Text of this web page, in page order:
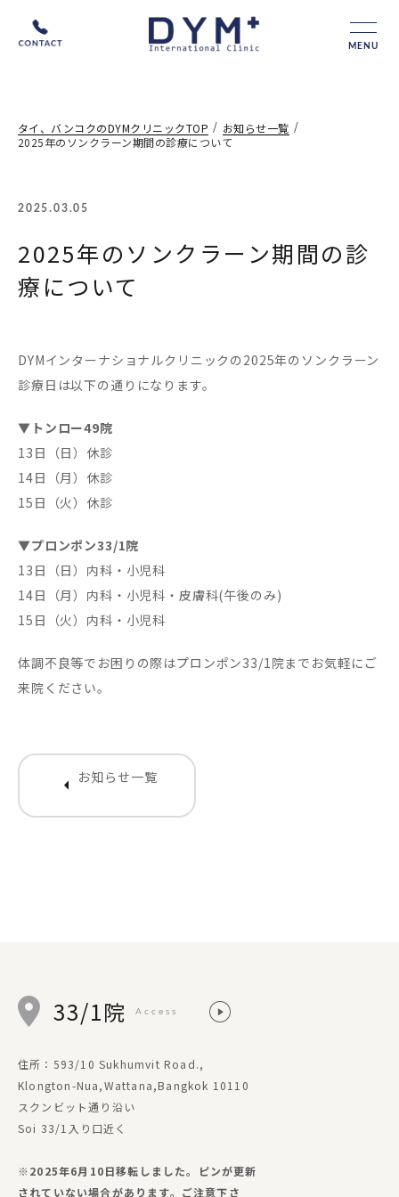
MENU
タイ、バンコクのDYMクリニックTOP / お知らせ一覧 /
2025年のソンクラーン期間の診療について
2025.03.05
2025年のソンクラーン期間の診
療について
DYMインターナショナルクリニックの2025年のソンクラーン
診療日は以下の通りになります。
▼トンロー49院
13日（日）休診
14日（月）休診
15日（火）休診
▼プロンポン33/1院
13日（日）内科・小児科
14日（月）内科・小児科・皮膚科(午後のみ)
15日（火）内科・小児科
体調不良等でお困りの際はプロンポン33/1院までお気軽にご
来院ください。
arrow_left お知らせ一覧
33/1院 Access
住所：593/10 Sukhumvit Road.,
Klongton-Nua,Wattana,Bangkok 10110
スクンビット通り沿い
Soi 33/1入り口近く
※2025年6月10日移転しました。ピンが更新
されていない場合があります。ご注意下さ